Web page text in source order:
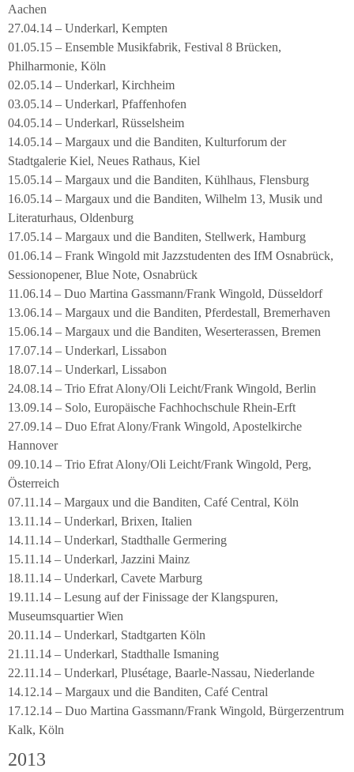
Aachen
27.04.14 – Underkarl, Kempten
01.05.15 – Ensemble Musikfabrik, Festival 8 Brücken,
Philharmonie, Köln
02.05.14 – Underkarl, Kirchheim
03.05.14 – Underkarl, Pfaffenhofen
04.05.14 – Underkarl, Rüsselsheim
14.05.14 – Margaux und die Banditen, Kulturforum der
Stadtgalerie Kiel, Neues Rathaus, Kiel
15.05.14 – Margaux und die Banditen, Kühlhaus, Flensburg
16.05.14 – Margaux und die Banditen, Wilhelm 13, Musik und
Literaturhaus, Oldenburg
17.05.14 – Margaux und die Banditen, Stellwerk, Hamburg
01.06.14 – Frank Wingold mit Jazzstudenten des IfM Osnabrück,
Sessionopener, Blue Note, Osnabrück
11.06.14 – Duo Martina Gassmann/Frank Wingold, Düsseldorf
13.06.14 – Margaux und die Banditen, Pferdestall, Bremerhaven
15.06.14 – Margaux und die Banditen, Weserterassen, Bremen
17.07.14 – Underkarl, Lissabon
18.07.14 – Underkarl, Lissabon
24.08.14 – Trio Efrat Alony/Oli Leicht/Frank Wingold, Berlin
13.09.14 – Solo, Europäische Fachhochschule Rhein-Erft
27.09.14 – Duo Efrat Alony/Frank Wingold, Apostelkirche
Hannover
09.10.14 – Trio Efrat Alony/Oli Leicht/Frank Wingold, Perg,
Österreich
07.11.14 – Margaux und die Banditen, Café Central, Köln
13.11.14 – Underkarl, Brixen, Italien
14.11.14 – Underkarl, Stadthalle Germering
15.11.14 – Underkarl, Jazzini Mainz
18.11.14 – Underkarl, Cavete Marburg
19.11.14 – Lesung auf der Finissage der Klangspuren,
Museumsquartier Wien
20.11.14 – Underkarl, Stadtgarten Köln
21.11.14 – Underkarl, Stadthalle Ismaning
22.11.14 – Underkarl, Plusétage, Baarle-Nassau, Niederlande
14.12.14 – Margaux und die Banditen, Café Central
17.12.14 – Duo Martina Gassmann/Frank Wingold, Bürgerzentrum
Kalk, Köln
2013